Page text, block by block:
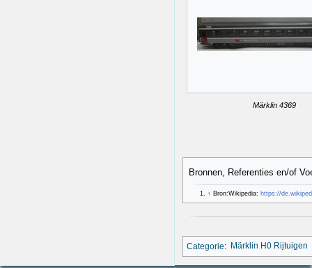
Märklin 4369
Bronnen, Referenties en/of
↑ Bron:Wikipedia: https://
Categorie: Märklin H0 Rijtuigen